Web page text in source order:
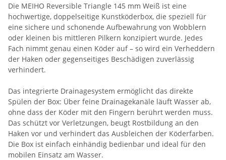
Die MEIHO Reversible Triangle 145 mm Weiß ist eine
hochwertige, doppelseitige Kunstköderbox, die speziell für
eine sichere und schonende Aufbewahrung von Wobblern
oder kleinen bis mittleren Pilkern konzipiert wurde. Jedes
Fach nimmt genau einen Köder auf – so wird ein Verheddern
der Haken oder gegenseitiges Beschädigen zuverlässig
verhindert.
Das integrierte Drainagesystem ermöglicht das direkte
Spülen der Box: Über feine Drainagekanäle läuft Wasser ab,
ohne dass der Köder mit den Fingern berührt werden muss.
Das schützt vor Verletzungen, beugt Rostbildung an den
Haken vor und verhindert das Ausbleichen der Köderfarben.
Die Box ist einfach einhändig bedienbar und ideal für den
mobilen Einsatz am Wasser.